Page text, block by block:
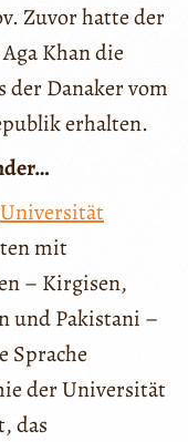
Zuvor hatte der
Khan die
der Danaker vom
erhalten.
Universität
mit
– Kirgisen,
und Pakistani –
Sprache
der Universität
das